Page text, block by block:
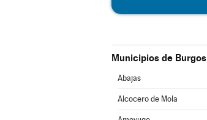
Municipios de Burgos
Abajas
Alcocero de Mola